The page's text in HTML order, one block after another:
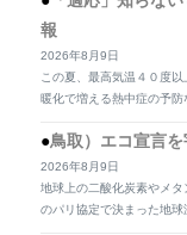
報
2026年8月9日
この夏、最高気温４０度
暖化で増える熱中症の予
鳥取）エコ宣言
2026年8月9日
地球上の二酸化炭素やメ
のパリ協定で決まった地